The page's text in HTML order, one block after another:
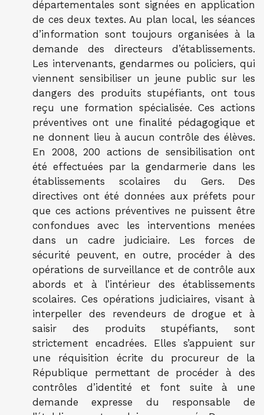
départementales sont signées en application
de ces deux textes. Au plan local, les séances
d’information sont toujours organisées à la
demande des directeurs d’établissements.
Les intervenants, gendarmes ou policiers, qui
viennent sensibiliser un jeune public sur les
dangers des produits stupéfiants, ont tous
reçu une formation spécialisée. Ces actions
préventives ont une finalité pédagogique et
ne donnent lieu à aucun contrôle des élèves.
En 2008, 200 actions de sensibilisation ont
été effectuées par la gendarmerie dans les
établissements scolaires du Gers. Des
directives ont été données aux préfets pour
que ces actions préventives ne puissent être
confondues avec les interventions menées
dans un cadre judiciaire. Les forces de
sécurité peuvent, en outre, procéder à des
opérations de surveillance et de contrôle aux
abords et à l’intérieur des établissements
scolaires. Ces opérations judiciaires, visant à
interpeller des revendeurs de drogue et à
saisir des produits stupéfiants, sont
strictement encadrées. Elles s’appuient sur
une réquisition écrite du procureur de la
République permettant de procéder à des
contrôles d’identité et font suite à une
demande expresse du responsable de